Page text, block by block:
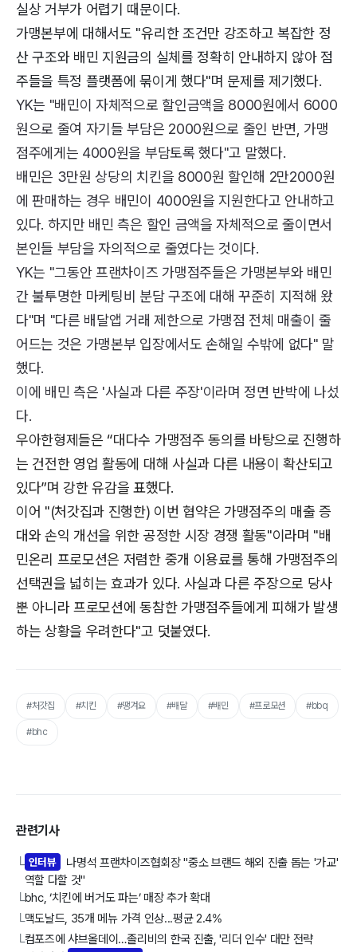
실상 거부가 어렵기 때문이다.
가맹본부에 대해서도 "유리한 조건만 강조하고 복잡한 정
산 구조와 배민 지원금의 실체를 정확히 안내하지 않아 점
주들을 특정 플랫폼에 묶이게 했다"며 문제를 제기했다.
YK는 "배민이 자체적으로 할인금액을 8000원에서 6000
원으로 줄여 자기들 부담은 2000원으로 줄인 반면, 가맹
점주에게는 4000원을 부담토록 했다"고 말했다.
배민은 3만원 상당의 치킨을 8000원 할인해 2만2000원
에 판매하는 경우 배민이 4000원을 지원한다고 안내하고
있다. 하지만 배민 측은 할인 금액을 자체적으로 줄이면서
본인들 부담을 자의적으로 줄였다는 것이다.
YK는 "그동안 프랜차이즈 가맹점주들은 가맹본부와 배민
간 불투명한 마케팅비 분담 구조에 대해 꾸준히 지적해 왔
다"며 "다른 배달앱 거래 제한으로 가맹점 전체 매출이 줄
어드는 것은 가맹본부 입장에서도 손해일 수밖에 없다" 말
했다.
이에 배민 측은 '사실과 다른 주장'이라며 정면 반박에 나섰
다.
우아한형제들은 “대다수 가맹점주 동의를 바탕으로 진행하
는 건전한 영업 활동에 대해 사실과 다른 내용이 확산되고
있다”며 강한 유감을 표했다.
이어 "(처갓집과 진행한) 이번 협약은 가맹점주의 매출 증
대와 손익 개선을 위한 공정한 시장 경쟁 활동"이라며 "배
민온리 프로모션은 저렴한 중개 이용료를 통해 가맹점주의
선택권을 넓히는 효과가 있다. 사실과 다른 주장으로 당사
뿐 아니라 프로모션에 동참한 가맹점주들에게 피해가 발생
하는 상황을 우려한다"고 덧붙였다.
#처갓집 #치킨 #땡겨요 #배달 #배민 #프로모션 #bbq
#bhc
관련기사
└ 인터뷰
나명석 프랜차이즈협회장 "중소 브랜드 해외 진출 돕는 '가교'
역할 다할 것"
└bhc, ‘치킨에 버거도 파는’ 매장 추가 확대
└맥도날드, 35개 메뉴 가격 인상...평균 2.4%
└컴포즈에 샤브올데이…졸리비의 한국 진출, '리더 인수' 대만 전략